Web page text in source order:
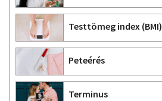
Testtömeg index (BMI)
Peteérés
Terminus